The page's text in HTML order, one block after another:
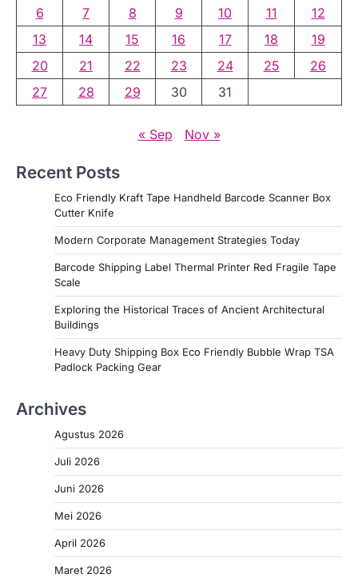
6
7 8 9 10 11
12
13
14 15 16 17 18
19
20
21 22 23 24 25
26
27
28 29 30 31
« Sep Nov »
Recent Posts
Eco Friendly Kraft Tape Handheld Barcode Scanner Box
Cutter Knife
Modern Corporate Management Strategies Today
Barcode Shipping Label Thermal Printer Red Fragile Tape
Scale
Exploring the Historical Traces of Ancient Architectural
Buildings
Heavy Duty Shipping Box Eco Friendly Bubble Wrap TSA
Padlock Packing Gear
Archives
Agustus 2026
Juli 2026
Juni 2026
Mei 2026
April 2026
Maret 2026